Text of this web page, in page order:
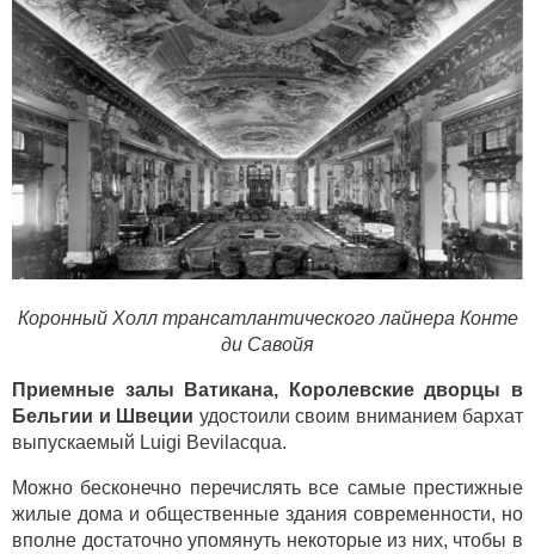
Коронный Холл трансатлантического лайнера Конте
ди Савойя
Приемные залы Ватикана, Королевские дворцы в
Бельгии и Швеции удостоили своим вниманием бархат
выпускаемый Luigi Bevilacqua.
Можно бесконечно перечислять все самые престижные
жилые дома и общественные здания современности, но
вполне достаточно упомянуть некоторые из них, чтобы в